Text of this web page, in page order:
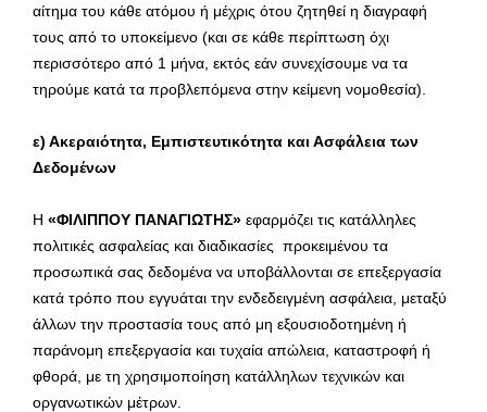
αίτημα του κάθε ατόμου ή μέχρις ότου ζητηθεί η διαγραφή
τους από το υποκείμενο (και σε κάθε περίπτωση όχι
περισσότερο από 1 μήνα, εκτός εάν συνεχίσουμε να τα
τηρούμε κατά τα προβλεπόμενα στην κείμενη νομοθεσία).
ε) Ακεραιότητα, Εμπιστευτικότητα και Ασφάλεια των
Δεδομένων
Η «ΦΙΛΙΠΠΟΥ ΠΑΝΑΓΙΩΤΗΣ» εφαρμόζει τις κατάλληλες
πολιτικές ασφαλείας και διαδικασίες προκειμένου τα
προσωπικά σας δεδομένα να υποβάλλονται σε επεξεργασία
κατά τρόπο που εγγυάται την ενδεδειγμένη ασφάλεια, μεταξύ
άλλων την προστασία τους από μη εξουσιοδοτημένη ή
παράνομη επεξεργασία και τυχαία απώλεια, καταστροφή ή
φθορά, με τη χρησιμοποίηση κατάλληλων τεχνικών και
οργανωτικών μέτρων.